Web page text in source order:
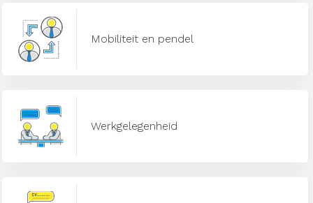
Mobiliteit en pendel
Werkgelegenheid